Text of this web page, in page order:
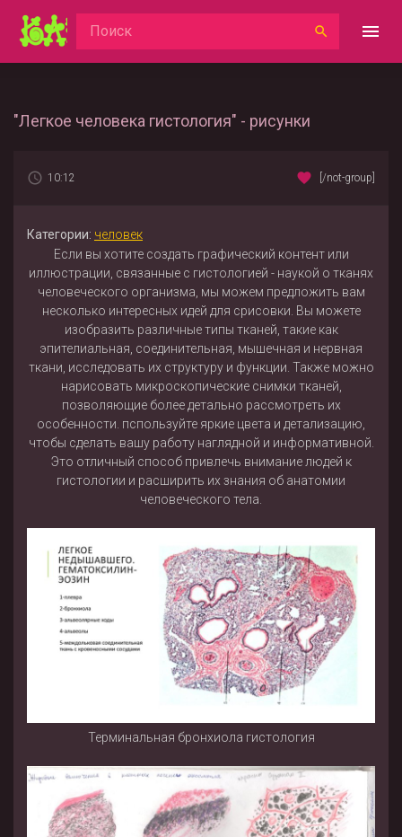
"Легкое человека гистология" - рисунки
10:12 [/not-group]
Категории: человек
Если вы хотите создать графический контент или
иллюстрации, связанные с гистологией - наукой о тканях
человеческого организма, мы можем предложить вам
несколько интересных идей для срисовки. Вы можете
изобразить различные типы тканей, такие как
эпителиальная, соединительная, мышечная и нервная
ткани, исследовать их структуру и функции. Также можно
нарисовать микроскопические снимки тканей,
позволяющие более детально рассмотреть их
особенности. пспользуйте яркие цвета и детализацию,
чтобы сделать вашу работу наглядной и информативной.
Это отличный способ привлечь внимание людей к
гистологии и расширить их знания об анатомии
человеческого тела.
Терминальная бронхиола гистология